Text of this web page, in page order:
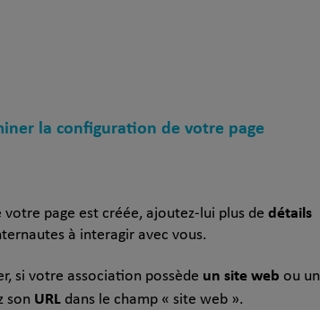
la configuration de votre page
page est créée, ajoutez-lui plus de détails
à interagir avec vous.
si votre association possède un site web ou un
son URL dans le champ « site web ».